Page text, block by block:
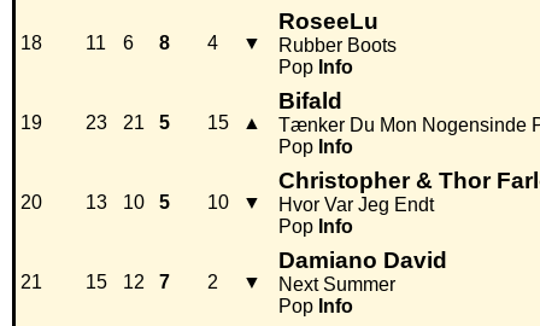
18 11 6 8 4 ▼
RoseeLu
Rubber Boots
Pop Info
19 23 21 5 15 ▲
Bifald
Tænker Du Mon Nogensinde
Pop Info
20 13 10 5 10 ▼
Christopher & Thor
Hvor Var Jeg Endt
Pop Info
21 15 12 7 2 ▼
Damiano David
Next Summer
Pop Info